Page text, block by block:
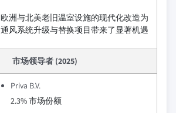
欧洲与北美老旧温室设施的现代化改造为
通风系统升级与替换项目带来了显著机遇
市场领导者 (2025)
Priva B.V.
2.3% 市场份额